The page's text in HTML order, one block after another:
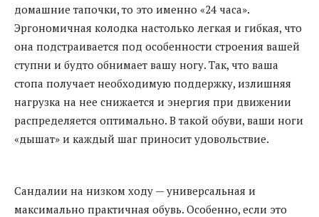
домашние тапочки, то это именно «24 часа».
Эргономичная колодка настолько легкая и гибкая, что
она подстраивается под особенности строения вашей
ступни и будто обнимает вашу ногу. Так, что ваша
стопа получает необходимую поддержку, излишняя
нагрузка на нее снижается и энергия при движении
распределяется оптимально. В такой обуви, ваши ноги
«дышат» и каждый шаг приносит удовольствие.
Сандалии на низком ходу — универсальная и
максимально практичная обувь. Особенно, если это